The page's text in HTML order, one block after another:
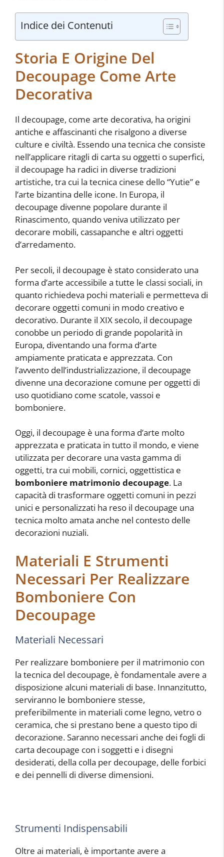
Indice dei Contenuti
Storia E Origine Del
Decoupage Come Arte
Decorativa
Il decoupage, come arte decorativa, ha origini
antiche e affascinanti che risalgono a diverse
culture e civiltà. Essendo una tecnica che consiste
nell’applicare ritagli di carta su oggetti o superfici,
il decoupage ha radici in diverse tradizioni
artistiche, tra cui la tecnica cinese dello “Yutie” e
l’arte bizantina delle icone. In Europa, il
decoupage divenne popolare durante il
Rinascimento, quando veniva utilizzato per
decorare mobili, cassapanche e altri oggetti
d’arredamento.
Per secoli, il decoupage è stato considerato una
forma d’arte accessibile a tutte le classi sociali, in
quanto richiedeva pochi materiali e permetteva di
decorare oggetti comuni in modo creativo e
decorativo. Durante il XIX secolo, il decoupage
conobbe un periodo di grande popolarità in
Europa, diventando una forma d’arte
ampiamente praticata e apprezzata. Con
l’avvento dell’industrializzazione, il decoupage
divenne una decorazione comune per oggetti di
uso quotidiano come scatole, vassoi e
bomboniere.
Oggi, il decoupage è una forma d’arte molto
apprezzata e praticata in tutto il mondo, e viene
utilizzata per decorare una vasta gamma di
oggetti, tra cui mobili, cornici, oggettistica e
bomboniere matrimonio decoupage. La
capacità di trasformare oggetti comuni in pezzi
unici e personalizzati ha reso il decoupage una
tecnica molto amata anche nel contesto delle
decorazioni nuziali.
Materiali E Strumenti
Necessari Per Realizzare
Bomboniere Con
Decoupage
Materiali Necessari
Per realizzare bomboniere per il matrimonio con
la tecnica del decoupage, è fondamentale avere a
disposizione alcuni materiali di base. Innanzitutto,
serviranno le bomboniere stesse,
preferibilmente in materiali come legno, vetro o
ceramica, che si prestano bene a questo tipo di
decorazione. Saranno necessari anche dei fogli di
carta decoupage con i soggetti e i disegni
desiderati, della colla per decoupage, delle forbici
e dei pennelli di diverse dimensioni.
Strumenti Indispensabili
Oltre ai materiali, è importante avere a